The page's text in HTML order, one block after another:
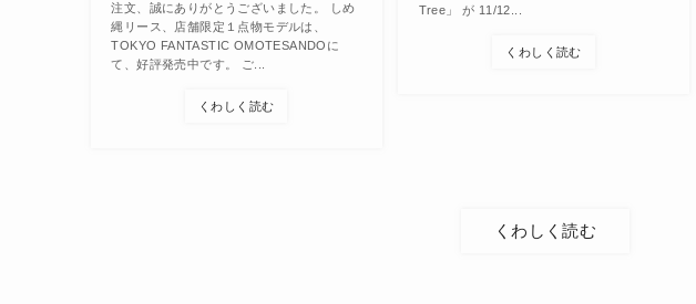
注文、誠にありがとうございました。 しめ
縄リース、店舗限定１点物モデルは、
TOKYO FANTASTIC OMOTESANDOに
て、好評発売中です。 ご...
くわしく読む
Tree」 が 11/12...
くわしく読む
くわしく読む